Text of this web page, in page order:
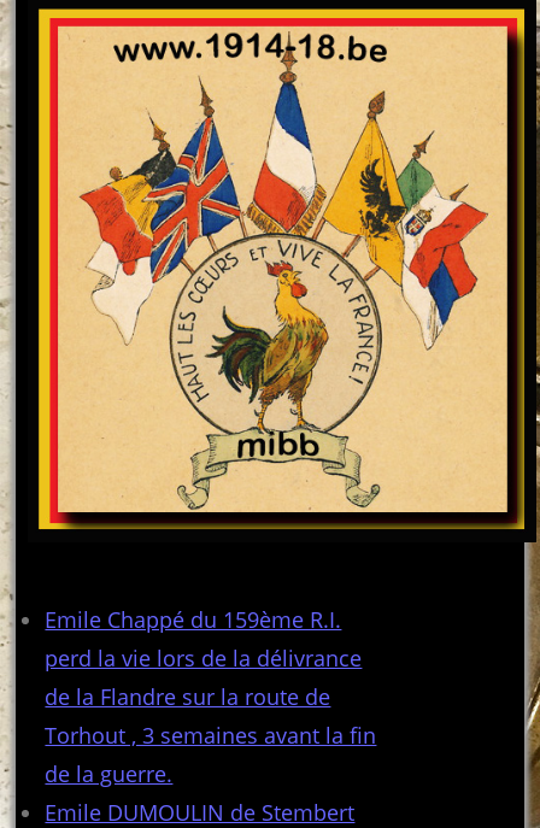
Emile Chappé du 159ème R.I.
perd la vie lors de la délivrance
de la Flandre sur la route de
Torhout , 3 semaines avant la fin
de la guerre.
Emile DUMOULIN de Stembert